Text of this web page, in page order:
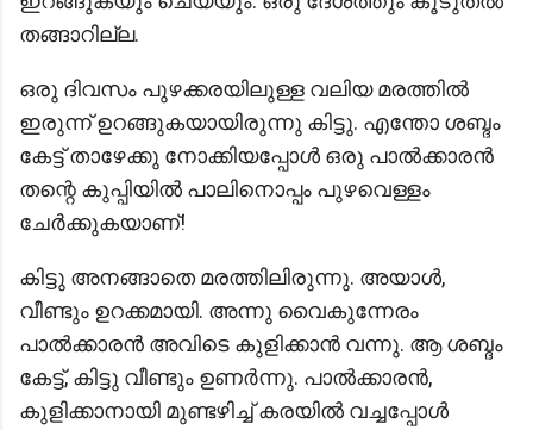
തങ്ങാറില്ല.
ഒരു ദിവസം പുഴക്കരയിലുള്ള വലിയ മരത്തിൽ
ഇരുന്ന് ഉറങ്ങുകയായിരുന്നു കിട്ടു. എന്തോ ശബ്ദം
കേട്ട് താഴേക്കു നോക്കിയപ്പോൾ ഒരു പാൽക്കാരൻ
തന്റെ കുപ്പിയിൽ പാലിനൊപ്പം പുഴവെള്ളം
ചേർക്കുകയാണ്!
കിട്ടു അനങ്ങാതെ മരത്തിലിരുന്നു. അയാള്‍,
വീണ്ടും ഉറക്കമായി. അന്നു വൈകുന്നേരം
പാൽക്കാരൻ അവിടെ കുളിക്കാന്‍ വന്നു. ആ ശബ്ദം
കേട്ട്, കിട്ടു വീണ്ടും ഉണര്‍ന്നു. പാല്‍ക്കാരന്‍,
കുളിക്കാനായി മുണ്ടഴിച്ച് കരയിൽ വച്ചപ്പോൾ